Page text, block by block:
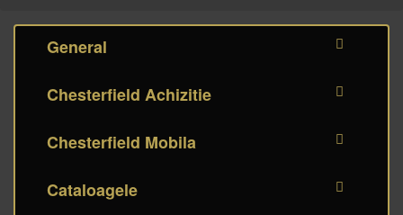
General
Chesterfield Achizitie
Chesterfield Mobila
Cataloagele